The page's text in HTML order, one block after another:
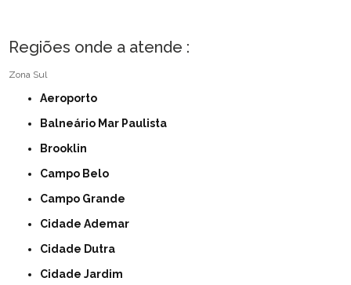
Regiões onde a atende :
Zona Sul
Aeroporto
Balneário Mar Paulista
Brooklin
Campo Belo
Campo Grande
Cidade Ademar
Cidade Dutra
Cidade Jardim